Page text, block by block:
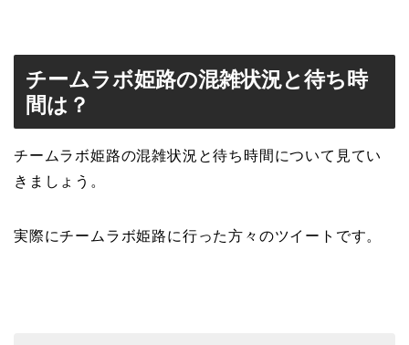
チームラボ姫路の混雑状況と待ち時
間は？
チームラボ姫路の混雑状況と待ち時間について見てい
きましょう。
実際にチームラボ姫路に行った方々のツイートです。